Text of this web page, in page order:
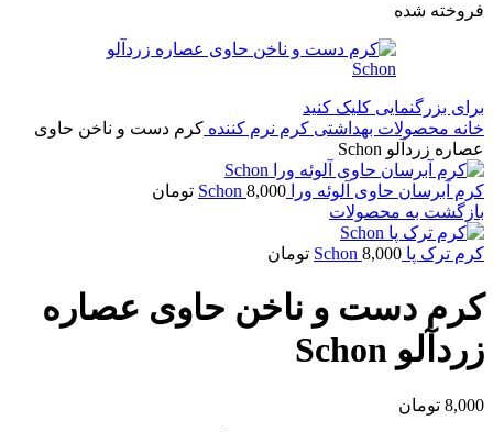
فروخته شده
برای بزرگنمایی کلیک کنید
خانه محصولات بهداشتی کرم نرم کننده کرم دست و ناخن حاوی
عصاره زردآلو Schon
کرم آبرسان حاوی آلوئه ورا Schon 8,000
تومان
بازگشت به محصولات
کرم ترک پا Schon 8,000 تومان
کرم دست و ناخن حاوی عصاره
زردآلو Schon
8,000 تومان